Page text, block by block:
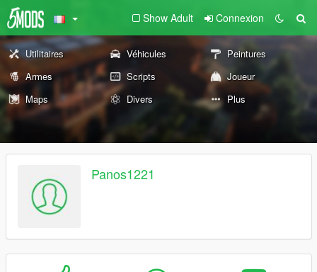
Show Adult Connexion
Utilitaires Véhicules
Peintures
Armes
Scripts
Joueur
Maps
Divers Plus
Panos1221